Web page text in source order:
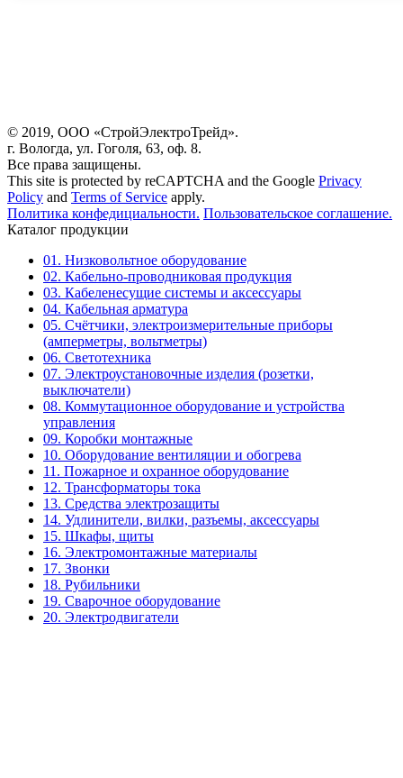
© 2019, ООО «СтройЭлектроТрейд».
г. Вологда, ул. Гоголя, 63, оф. 8.
Все права защищены.
This site is protected by reCAPTCHA and the Google Privacy
Policy and Terms of Service apply.
Политика конфедициальности. Пользовательское соглашение.
Каталог продукции
01. Низковольтное оборудование
02. Кабельно-проводниковая продукция
03. Кабеленесущие системы и аксессуары
04. Кабельная арматура
05. Счётчики, электроизмерительные приборы
(амперметры, вольтметры)
06. Светотехника
07. Электроустановочные изделия (розетки,
выключатели)
08. Коммутационное оборудование и устройства
управления
09. Коробки монтажные
10. Оборудование вентиляции и обогрева
11. Пожарное и охранное оборудование
12. Трансформаторы тока
13. Средства электрозащиты
14. Удлинители, вилки, разъемы, аксессуары
15. Шкафы, щиты
16. Электромонтажные материалы
17. Звонки
18. Рубильники
19. Сварочное оборудование
20. Электродвигатели